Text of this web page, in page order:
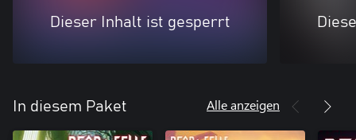
Dieser Inhalt ist gesperrt
In diesem Paket Alle anzeigen